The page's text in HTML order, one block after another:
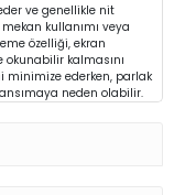
eder ve genellikle nit
kullanımı veya
özelliği, ekran
kalmasını
minimize ederken, parlak
neden olabilir.